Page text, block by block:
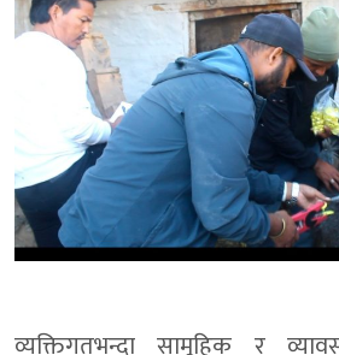
व्यक्तिगतभन्दा सामूहिक र